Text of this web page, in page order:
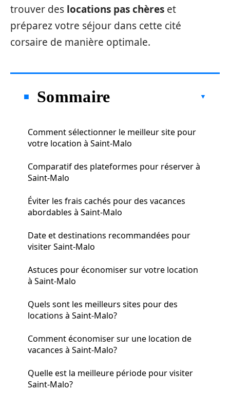
trouver des locations pas chères et
préparez votre séjour dans cette cité
corsaire de manière optimale.
Sommaire
Comment sélectionner le meilleur site pour
votre location à Saint-Malo
Comparatif des plateformes pour réserver à
Saint-Malo
Éviter les frais cachés pour des vacances
abordables à Saint-Malo
Date et destinations recommandées pour
visiter Saint-Malo
Astuces pour économiser sur votre location
à Saint-Malo
Quels sont les meilleurs sites pour des
locations à Saint-Malo?
Comment économiser sur une location de
vacances à Saint-Malo?
Quelle est la meilleure période pour visiter
Saint-Malo?